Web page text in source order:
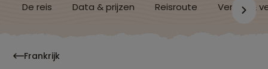
De reis Data & prijzen Reisroute Verblijf &
Frankrijk